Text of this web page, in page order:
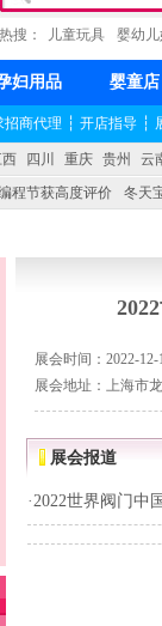
热搜： 儿童玩具 婴幼
妇用品 婴童店
招商代理 ┆ 开店指导 ┆
四川 重庆 贵州
云
程节获高度评价
冬天
较特殊。”
展会时间：2022-12-
展会地址：上海市
展会报道
·2022世界阀门中